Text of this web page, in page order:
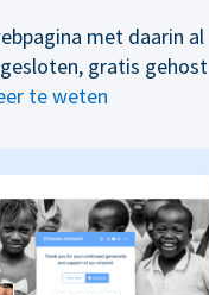
met daarin al
gratis gehost
te weten